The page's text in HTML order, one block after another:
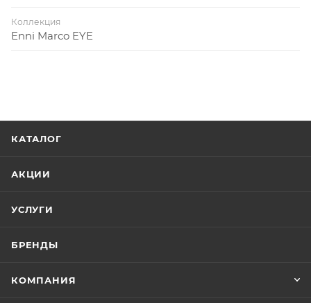
Коллекция
Enni Marco EYE
КАТАЛОГ
АКЦИИ
УСЛУГИ
БРЕНДЫ
КОМПАНИЯ